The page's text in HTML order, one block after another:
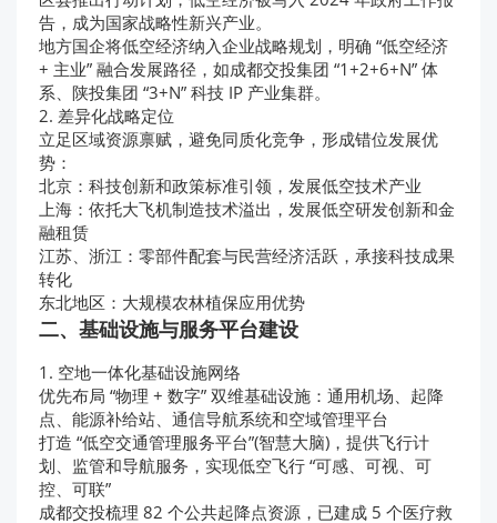
告，成为国家战略性新兴产业。
地方国企将低空经济纳入企业战略规划，明确 “低空经济
+ 主业” 融合发展路径，如成都交投集团 “1+2+6+N” 体
系、陕投集团 “3+N” 科技 IP 产业集群。
2. 差异化战略定位
立足区域资源禀赋，避免同质化竞争，形成错位发展优
势：
北京：科技创新和政策标准引领，发展低空技术产业
上海：依托大飞机制造技术溢出，发展低空研发创新和金
融租赁
江苏、浙江：零部件配套与民营经济活跃，承接科技成果
转化
东北地区：大规模农林植保应用优势
二、基础设施与服务平台建设
1. 空地一体化基础设施网络
优先布局 “物理 + 数字” 双维基础设施：通用机场、起降
点、能源补给站、通信导航系统和空域管理平台
打造 “低空交通管理服务平台”(智慧大脑)，提供飞行计
划、监管和导航服务，实现低空飞行 “可感、可视、可
控、可联”
成都交投梳理 82 个公共起降点资源，已建成 5 个医疗救